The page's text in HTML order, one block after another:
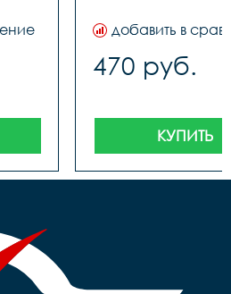
добавить в
470 руб.
КУПИТЬ